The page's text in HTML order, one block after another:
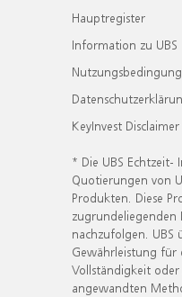
Hauptregister
Information zu UBS
KeyInvest Disclaimer
* Die UBS
Quotierungen von
Produkten. Diese
zugrundeliegenden
nachzufolgen. UBS
Gewährleistung für
Vollständigkeit
angewandten